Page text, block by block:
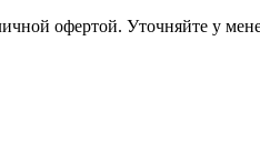
офертой. Уточняйте у